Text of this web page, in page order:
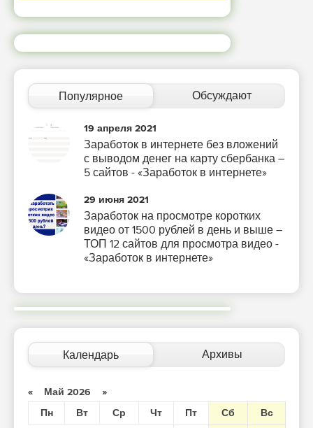
Популярное Обсуждают
19 апреля 2021
Заработок в интернете без вложений
с выводом денег на карту сбербанка –
5 сайтов - «Заработок в интернете»
29 июня 2021
Заработок на просмотре коротких
видео от 1500 рублей в день и выше –
ТОП 12 сайтов для просмотра видео -
«Заработок в интернете»
Календарь Архивы
« Май 2026 »
Пн
Вт Ср Чт Пт Сб
Вс